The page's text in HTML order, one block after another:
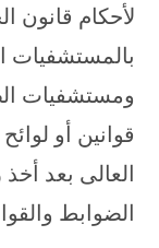
لأحكام قانون
بالمستشفيات
ومستشفيات
قوانين أو
العالى بعد
الضوابط